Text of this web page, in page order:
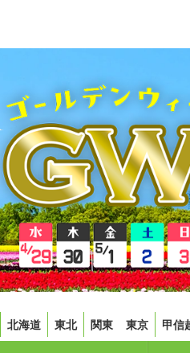
北海道 東北 関東 東京 甲信